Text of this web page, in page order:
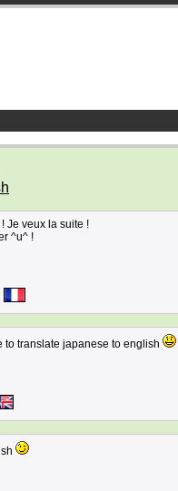
Je veux la suite !
^u^ !
to translate japanese to english